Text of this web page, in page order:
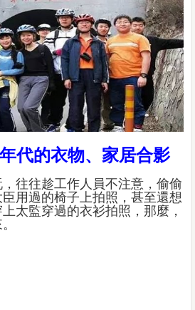
代的衣物、家居合影
往往趁工作人員不注意，偷偷
用過的椅子上拍照，甚至還想
太監穿過的衣衫拍照，那麼，